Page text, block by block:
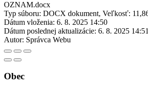
OZNAM.docx
Typ súboru: DOCX dokument, Veľkosť:
Dátum vloženia: 6. 8. 2025 14:50
Dátum poslednej aktualizácie: 6. 8. 2025 14:51
Autor: Správca Webu
Obec